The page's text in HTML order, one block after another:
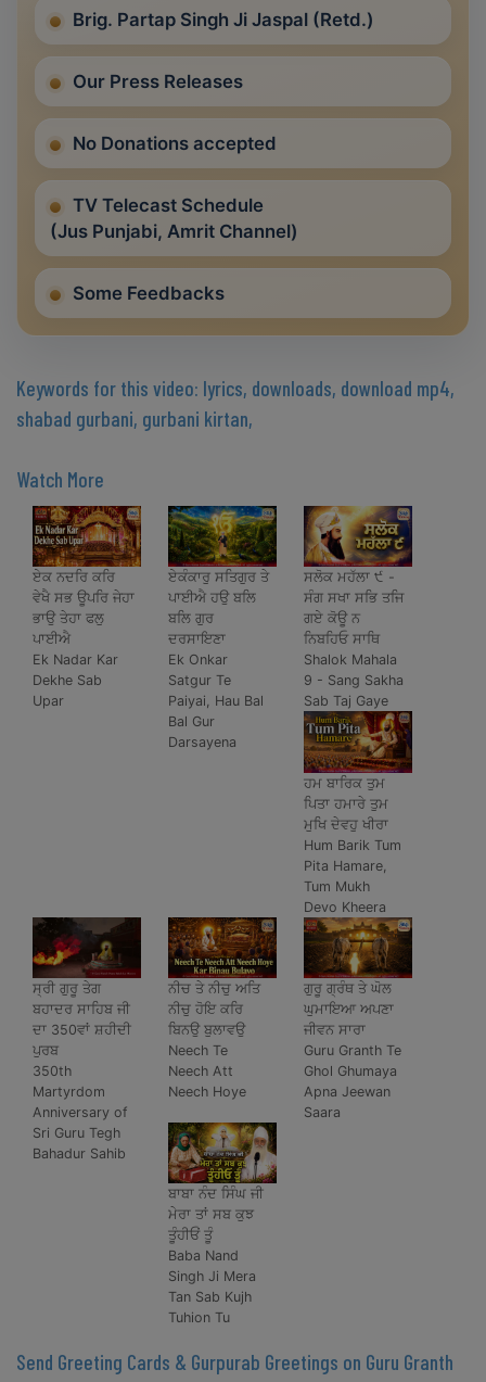
Brig. Partap Singh Ji Jaspal (Retd.)
Our Press Releases
No Donations accepted
TV Telecast Schedule
(Jus Punjabi, Amrit Channel)
Some Feedbacks
Keywords for this video: lyrics, downloads, download mp4,
shabad gurbani, gurbani kirtan,
Watch More
ਏਕ ਨਦਰਿ ਕਰਿ
ਵੇਖੈ ਸਭ ਊਪਰਿ ਜੇਹਾ
ਭਾਉ ਤੇਹਾ ਫਲੁ
ਪਾਈਐ
Ek Nadar Kar
Dekhe Sab
Upar
ਏਕੰਕਾਰੁ ਸਤਿਗੁਰ ਤੇ
ਪਾਈਐ ਹਉ ਬਲਿ
ਬਲਿ ਗੁਰ
ਦਰਸਾਇਣਾ
Ek Onkar
Satgur Te
Paiyai, Hau Bal
Bal Gur
Darsayena
ਸਲੋਕ ਮਹੱਲਾ ੯ -
ਸੰਗ ਸਖਾ ਸਭਿ ਤਜਿ
ਗਏ ਕੋਊ ਨ
ਨਿਬਹਿਓ ਸਾਥਿ
Shalok Mahala
9 - Sang Sakha
Sab Taj Gaye
ਹਮ ਬਾਰਿਕ ਤੁਮ
ਪਿਤਾ ਹਮਾਰੇ ਤੁਮ
ਮੁਖਿ ਦੇਵਹੁ ਖੀਰਾ
Hum Barik Tum
Pita Hamare,
Tum Mukh
Devo Kheera
ਸ੍ਰੀ ਗੁਰੂ ਤੇਗ
ਬਹਾਦਰ ਸਾਹਿਬ ਜੀ
ਦਾ 350ਵਾਂ ਸ਼ਹੀਦੀ
ਪੁਰਬ
350th
Martyrdom
Anniversary of
Sri Guru Tegh
Bahadur Sahib
ਨੀਚ ਤੇ ਨੀਚੁ ਅਤਿ
ਨੀਚੁ ਹੋਇ ਕਰਿ
ਬਿਨਉ ਬੁਲਾਵਉ
Neech Te
Neech Att
Neech Hoye
ਗੁਰੂ ਗ੍ਰੰਥ ਤੇ ਘੋਲ
ਘੁਮਾਇਆ ਅਪਣਾ
ਜੀਵਨ ਸਾਰਾ
Guru Granth Te
Ghol Ghumaya
Apna Jeewan
Saara
ਬਾਬਾ ਨੰਦ ਸਿੰਘ ਜੀ
ਮੇਰਾ ਤਾਂ ਸਬ ਕੁਝ
ਤੂੰਹੀਓਂ ਤੂੰ
Baba Nand
Singh Ji Mera
Tan Sab Kujh
Tuhion Tu
Send Greeting Cards & Gurpurab Greetings on Guru Granth